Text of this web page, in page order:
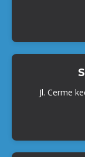
Jl. Cerme